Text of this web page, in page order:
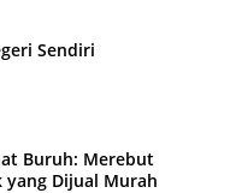
Sendiri
Buruh: Merebut
yang Dijual Murah